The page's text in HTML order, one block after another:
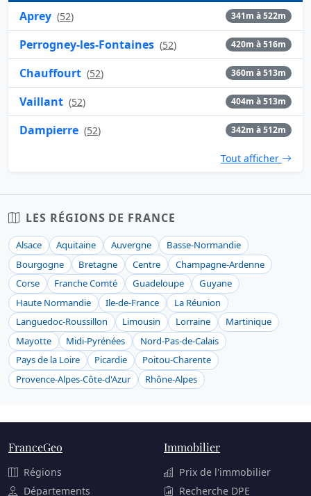
Aprey (52) 341m à 522m
Perrogney-les-Fontaines (52) 420m à 516m
Chauffourt (52) 360m à 513m
Vaillant (52) 404m à 513m
Dampierre (52) 342m à 512m
Tout afficher
LES RÉGIONS DE FRANCE
Alsace Aquitaine Auvergne
Basse-Normandie
Bourgogne
Bretagne Centre
Champagne-Ardenne
Corse
Franche Comté Guadeloupe
Guyane
Haute Normandie
Ile-de-France
La Réunion
Languedoc-Roussillon
Limousin Lorraine
Martinique
Mayotte
Midi-Pyrénées
Nord-Pas-de-Calais
Pays de la Loire
Picardie
Poitou-Charente
Provence-Alpes-Côte-d'Azur
Rhône-Alpes
FranceGeo
Régions
Départements
Immobilier
Prix de l'immobilier
Recherche DPE